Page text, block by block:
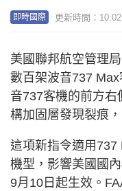
即時國際 更新時間：
美國聯邦航空管理
數百架波音737
音737客機的前方
構加固層發現裂痕
這項新指令適用737
機型，影響美國國
9月10日起生效。